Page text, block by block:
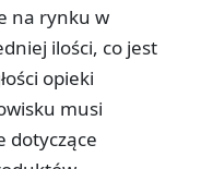
na rynku w
ilości, co jest
opieki
musi
dotyczące